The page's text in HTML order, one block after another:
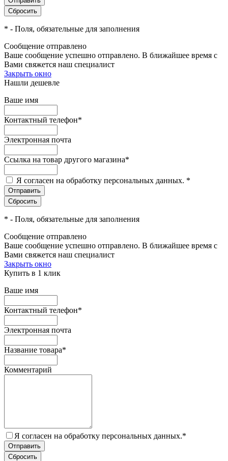
* - Поля, обязательные для заполнения
Сообщение отправлено
Ваше сообщение успешно отправлено. В ближайшее время с
Вами свяжется наш специалист
Закрыть окно
Нашли дешевле
Ваше имя
Контактный телефон*
Электронная почта
Ссылка на товар другого магазина*
Я согласен на обработку персональных данных. *
* - Поля, обязательные для заполнения
Сообщение отправлено
Ваше сообщение успешно отправлено. В ближайшее время с
Вами свяжется наш специалист
Закрыть окно
Купить в 1 клик
Ваше имя
Контактный телефон*
Электронная почта
Название товара*
Комментарий
Я согласен на обработку персональных данных.*